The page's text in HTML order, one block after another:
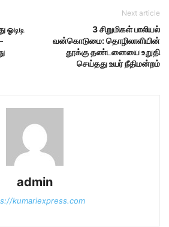
Next article
3 சிறுமிகள் பாலியல்
வன்கொடுமை: தொழிலாளியின்
தூக்கு தண்டனையை உறுதி
செய்தது உயர் நீதிமன்றம்
admin
kumariexpress.com